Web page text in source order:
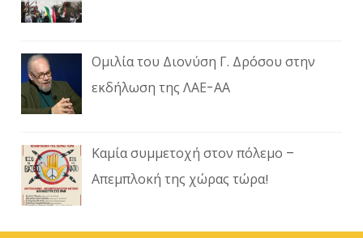
Ομιλία του Διονύση Γ. Δρόσου στην
εκδήλωση της ΛΑΕ-ΑΑ
Καμία συμμετοχή στον πόλεμο –
Απεμπλοκή της χώρας τώρα!